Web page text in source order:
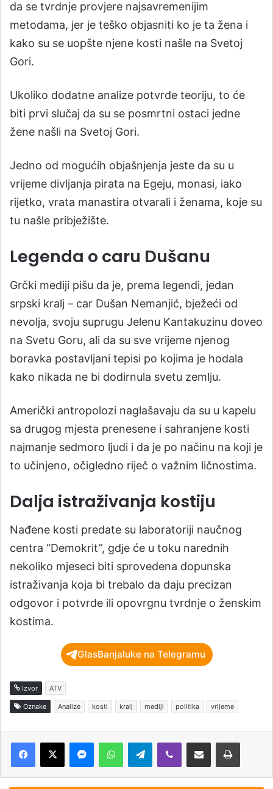
da se tvrdnje provjere najsavremenijim
metodama, jer je teško objasniti ko je ta žena i
kako su se uopšte njene kosti našle na Svetoj
Gori.
Ukoliko dodatne analize potvrde teoriju, to će
biti prvi slučaj da su se posmrtni ostaci jedne
žene našli na Svetoj Gori.
Jedno od mogućih objašnjenja jeste da su u
vrijeme divljanja pirata na Egeju, monasi, iako
rijetko, vrata manastira otvarali i ženama, koje su
tu našle pribježište.
Legenda o caru Dušanu
Grčki mediji pišu da je, prema legendi, jedan
srpski kralj – car Dušan Nemanjić, bježeći od
nevolja, svoju suprugu Jelenu Kantakuzinu doveo
na Svetu Goru, ali da su sve vrijeme njenog
boravka postavljani tepisi po kojima je hodala
kako nikada ne bi dodirnula svetu zemlju.
Američki antropolozi naglašavaju da su u kapelu
sa drugog mjesta prenesene i sahranjene kosti
najmanje sedmoro ljudi i da je po načinu na koji je
to učinjeno, očigledno riječ o važnim ličnostima.
Dalja istraživanja kostiju
Nađene kosti predate su laboratoriji naučnog
centra “Demokrit”, gdje će u toku narednih
nekoliko mjeseci biti sprovedena dopunska
istraživanja koja bi trebalo da daju precizan
odgovor i potvrde ili opovrgnu tvrdnje o ženskim
kostima.
GlasBanjaluke na Telegramu
Izvor ATV
Oznake Analize kosti kralj mediji politika vrijeme
Telegram